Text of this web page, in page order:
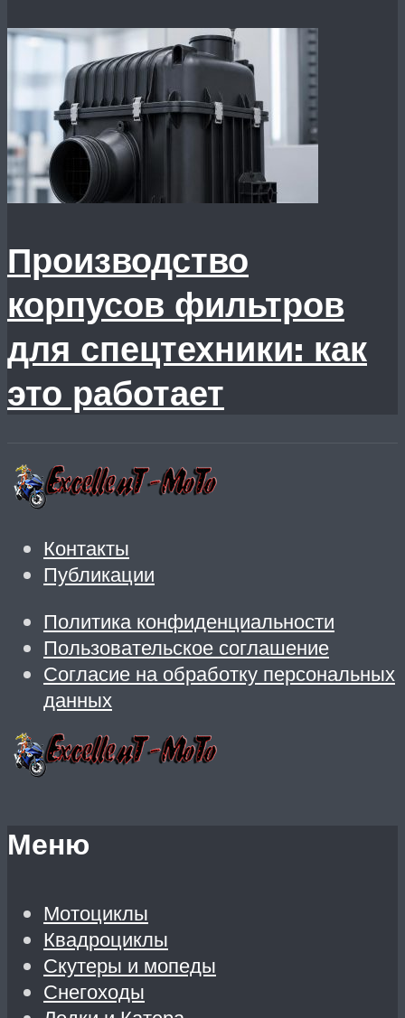
Производство
корпусов фильтров
для спецтехники: как
это работает
Контакты
Публикации
Политика конфиденциальности
Пользовательское соглашение
Согласие на обработку персональных
данных
Меню
Мотоциклы
Квадроциклы
Скутеры и мопеды
Снегоходы